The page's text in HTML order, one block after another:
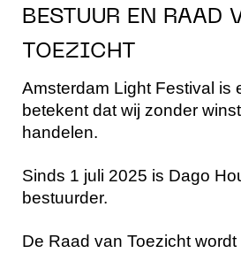
BESTUUR EN RAAD
TOEZICHT
Amsterdam Light Festival is
betekent dat wij zonder
handelen.
Sinds 1 juli 2025 is Dago
bestuurder.
De Raad van Toezicht